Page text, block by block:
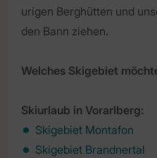
urigen Berghütten und
den Bann ziehen.
Welches Skigebiet
Skiurlaub in Vorarlberg:
Skigebiet Montafon
Skigebiet Brandnertal